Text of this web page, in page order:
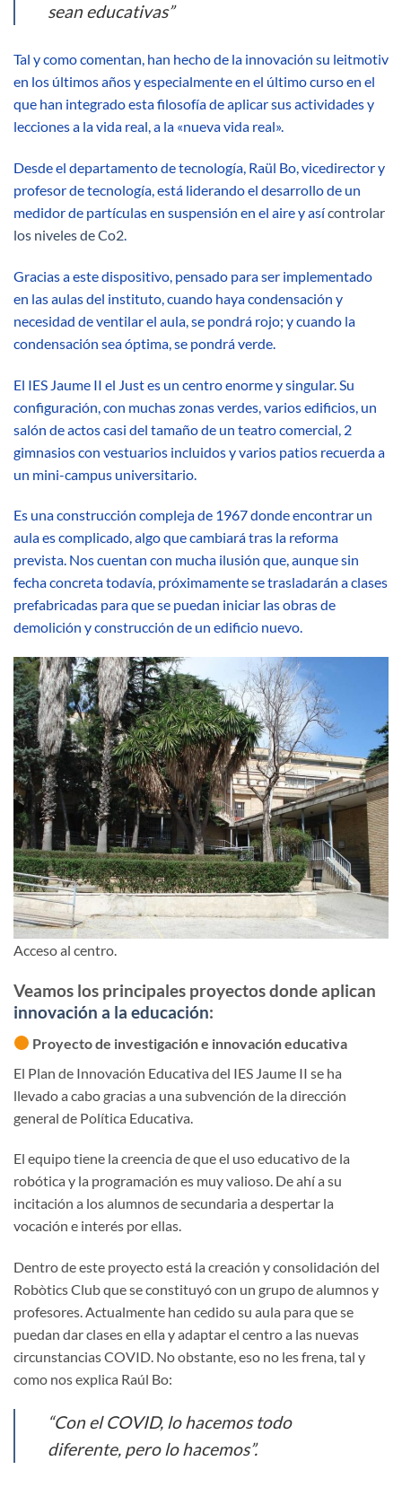
sean educativas”
Tal y como comentan, han hecho de la innovación su leitmotiv
en los últimos años y especialmente en el último curso en el
que han integrado esta filosofía de aplicar sus actividades y
lecciones a la vida real, a la «nueva vida real».
Desde el departamento de tecnología, Raül Bo, vicedirector y
profesor de tecnología, está liderando el desarrollo de un
medidor de partículas en suspensión en el aire y asícontrolar
los niveles de Co2.
Gracias a este dispositivo, pensado para ser implementado
en las aulas del instituto, cuando haya condensación y
necesidad de ventilar el aula, se pondrá rojo; y cuando la
condensación sea óptima, se pondrá verde.
El IES Jaume II el Just es un centro enorme y singular. Su
configuración, con muchas zonas verdes, varios edificios, un
salón de actos casi del tamaño de un teatro comercial, 2
gimnasios con vestuarios incluidos y varios patios recuerda a
un mini-campus universitario.
Es una construcción compleja de 1967 donde encontrar un
aula es complicado, algo que cambiará tras la reforma
prevista. Nos cuentan con mucha ilusión que, aunque sin
fecha concreta todavía, próximamente se trasladarán a clases
prefabricadas para que se puedan iniciar las obras de
demolición y construcción de un edificio nuevo.
Acceso al centro.
Veamos los principales proyectos donde aplican
innovación a la educación:
Proyecto de investigación e innovación educativa
El Plan de Innovación Educativa del IES Jaume II se ha
llevado a cabo gracias a una subvención de la dirección
general de Política Educativa.
El equipo tiene la creencia de que el uso educativo de la
robótica y la programación es muy valioso. De ahí a su
incitación a los alumnos de secundaria a despertar la
vocación e interés por ellas.
Dentro de este proyecto está la creación y consolidación del
Robòtics Club que se constituyó con un grupo de alumnos y
profesores. Actualmente han cedido su aula para que se
puedan dar clases en ella y adaptar el centro a las nuevas
circunstancias COVID. No obstante, eso no les frena, tal y
como nos explica Raúl Bo:
“Con el COVID, lo hacemos todo
diferente, pero lo hacemos”.